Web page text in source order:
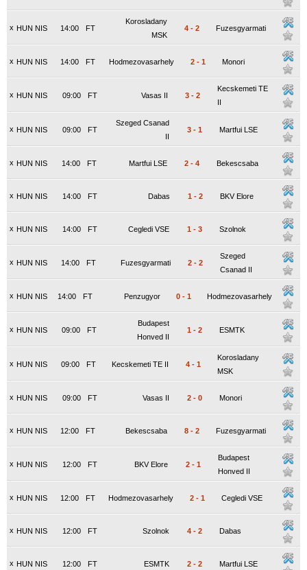
x HUN NIS FT
14:00
Korosladany
MSK
4 - 2 Fuzesgyarmati
x HUN NIS FT
14:00 Hodmezovasarhely 2 - 1 Monori
x HUN NIS FT
09:00 Vasas II 3 - 2
Kecskemeti TE
II
x HUN NIS FT
09:00
Szeged Csanad
II
3 - 1 Martfui LSE
x HUN NIS FT
14:00 Martfui LSE 2 - 4 Bekescsaba
x HUN NIS FT
14:00 Dabas 1 - 2 BKV Elore
x HUN NIS FT
14:00 Cegledi VSE 1 - 3 Szolnok
x HUN NIS FT
14:00 Fuzesgyarmati 2 - 2
Szeged
Csanad II
x HUN NIS FT
14:00 Penzugyor 0 - 1 Hodmezovasarhely
x HUN NIS FT
09:00
Budapest
Honved II
1 - 2 ESMTK
x HUN NIS FT
09:00 Kecskemeti TE II 4 - 1
Korosladany
MSK
x HUN NIS FT
09:00 Vasas II 2 - 0 Monori
x HUN NIS FT
12:00 Bekescsaba 8 - 2 Fuzesgyarmati
x HUN NIS FT
12:00 BKV Elore 2 - 1
Budapest
Honved II
x HUN NIS FT
12:00 Hodmezovasarhely 2 - 1 Cegledi VSE
x HUN NIS FT
12:00 Szolnok 4 - 2 Dabas
x HUN NIS FT
12:00 ESMTK 2 - 2 Martfui LSE